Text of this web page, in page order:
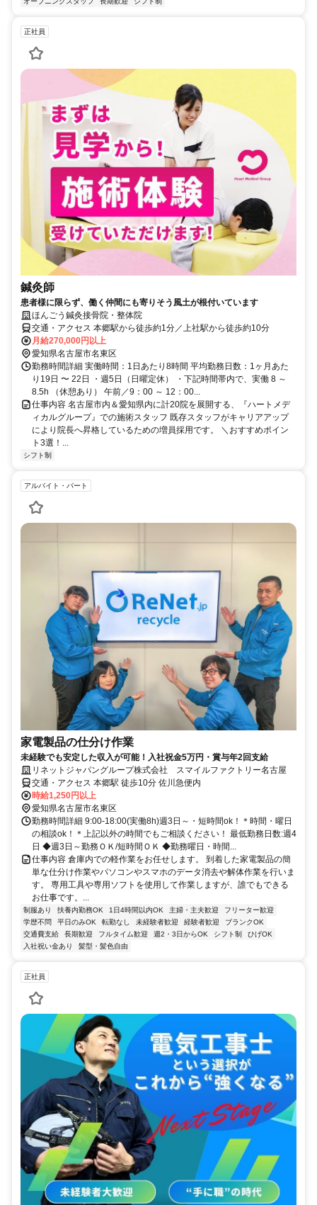
正社員
鍼灸師
患者様に限らず、働く仲間にも寄りそう風土が根付いています
ほんごう鍼灸接骨院・整体院
交通・アクセス 本郷駅から徒歩約1分／上社駅から徒歩約10分
月給270,000円以上
愛知県名古屋市名東区
勤務時間詳細 実働時間：1日あたり8時間 平均勤務日数：1ヶ月あた
り19日 〜 22日 ・週5日（日曜定休） ・下記時間帯内で、実働 8 ～
8.5h （休憩あり） 午前／9：00 ～ 12：00...
仕事内容 名古屋市内＆愛知県内に計20院を展開する、『ハートメデ
ィカルグループ』での施術スタッフ 既存スタッフがキャリアアップ
により院長へ昇格しているための増員採用です。 ＼おすすめポイン
ト3選！...
シフト制
アルバイト・パート
家電製品の仕分け作業
未経験でも安定した収入が可能！入社祝金5万円・賞与年2回支給
リネットジャパングループ株式会社 スマイルファクトリー名古屋
交通・アクセス 本郷駅 徒歩10分 佐川急便内
時給1,250円以上
愛知県名古屋市名東区
勤務時間詳細 9:00-18:00(実働8h)週3日～・短時間ok！＊時間・曜日
の相談ok！＊上記以外の時間でもご相談ください！ 最低勤務日数:週4
日 ◆週3日～勤務ＯＫ/短時間ＯＫ ◆勤務曜日・時間...
仕事内容 倉庫内での軽作業をお任せします。 到着した家電製品の簡
単な仕分け作業やパソコンやスマホのデータ消去や解体作業を行いま
す。 専用工具や専用ソフトを使用して作業しますが、誰でもできる
お仕事です。...
制服あり 扶養内勤務OK 1日4時間以内OK 主婦・主夫歓迎
フリーター歓迎
学歴不問
平日のみOK 転勤なし 未経験者歓迎 経験者歓迎
ブランクOK
交通費支給
長期歓迎 フルタイム歓迎 週2・3日からOK シフト制
ひげOK
入社祝い金あり
髪型・髪色自由
正社員